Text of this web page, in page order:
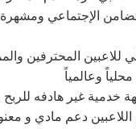
للاعبين المحترفين
وعالمياً
خدمية غير هادفه للربح
دعم مادي و